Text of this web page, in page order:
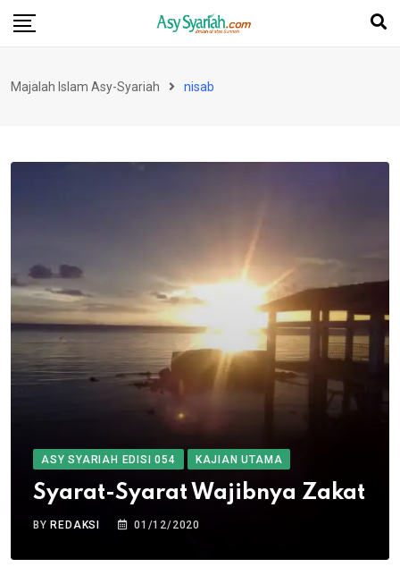
Skip
Majalah Islam Asy-Syariah nisab
ASY SYARIAH EDISI 054 KAJIAN UTAMA
Syarat-Syarat Wajibnya Zakat
BYREDAKSI 01/12/2020